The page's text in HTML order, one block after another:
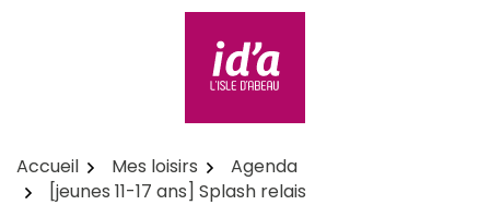
id'a L'Isle d'Abeau
Accueil Mes loisirs
Agenda
[jeunes 11-17 ans] Splash relais